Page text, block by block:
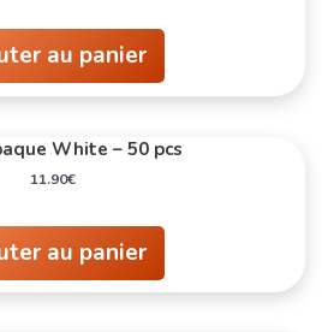
au panier
White – 50 pcs
11.90€
au panier